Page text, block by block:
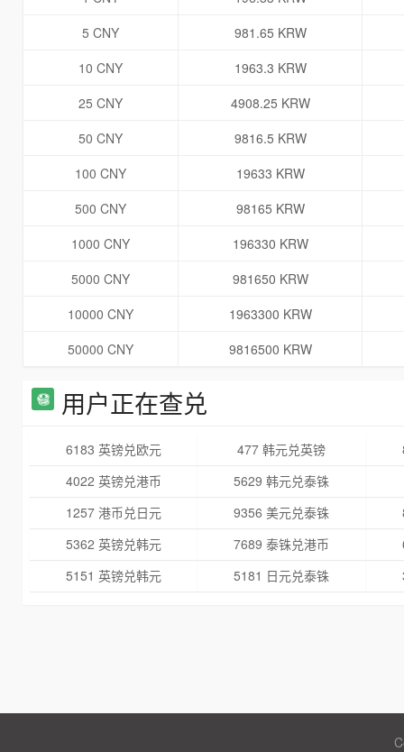
5 CNY
981.65 KRW
10 CNY
1963.3 KRW
25 CNY
4908.25 KRW
50 CNY
9816.5 KRW
100 CNY
19633 KRW
500 CNY
98165 KRW
1000 CNY
196330 KRW
5000 CNY
981650 KRW
10000 CNY
1963300 KRW
50000 CNY
9816500 KRW
用户正在查兑
6183 英镑兑欧元 477 韩元兑英镑
4022 英镑兑港币
5629 韩元兑泰铢
1257 港币兑日元
9356 美元兑泰铢
5362 英镑兑韩元
7689 泰铢兑港币
5151 英镑兑韩元
5181 日元兑泰铢